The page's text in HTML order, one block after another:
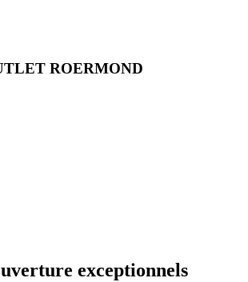
ROERMOND
exceptionnels